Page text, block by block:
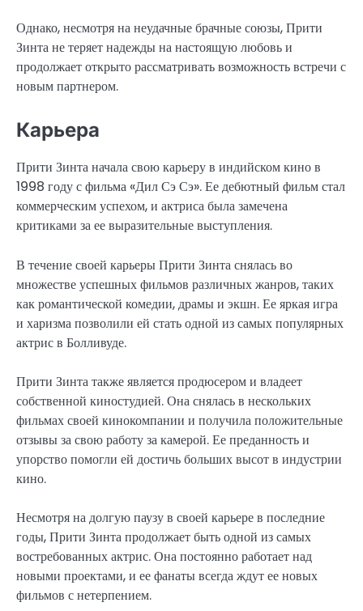
Однако, несмотря на неудачные брачные союзы, Прити
Зинта не теряет надежды на настоящую любовь и
продолжает открыто рассматривать возможность встречи с
новым партнером.
Карьера
Прити Зинта начала свою карьеру в индийском кино в
1998 году с фильма «Дил Сэ Сэ». Ее дебютный фильм стал
коммерческим успехом, и актриса была замечена
критиками за ее выразительные выступления.
В течение своей карьеры Прити Зинта снялась во
множестве успешных фильмов различных жанров, таких
как романтической комедии, драмы и экшн. Ее яркая игра
и харизма позволили ей стать одной из самых популярных
актрис в Болливуде.
Прити Зинта также является продюсером и владеет
собственной киностудией. Она снялась в нескольких
фильмах своей кинокомпании и получила положительные
отзывы за свою работу за камерой. Ее преданность и
упорство помогли ей достичь больших высот в индустрии
кино.
Несмотря на долгую паузу в своей карьере в последние
годы, Прити Зинта продолжает быть одной из самых
востребованных актрис. Она постоянно работает над
новыми проектами, и ее фанаты всегда ждут ее новых
фильмов с нетерпением.